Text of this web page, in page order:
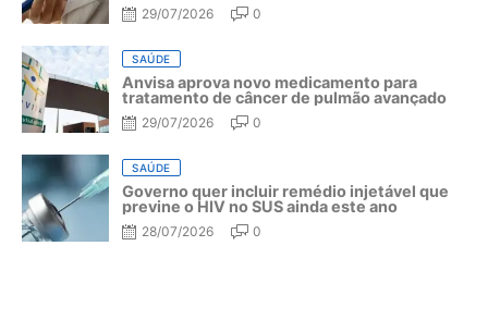
29/07/2026 0
SAÚDE
Anvisa aprova novo medicamento para
tratamento de câncer de pulmão avançado
29/07/2026 0
SAÚDE
Governo quer incluir remédio injetável que
previne o HIV no SUS ainda este ano
28/07/2026 0